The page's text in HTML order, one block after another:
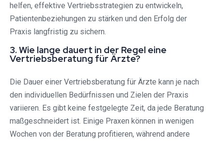
helfen, effektive Vertriebsstrategien zu entwickeln,
Patientenbeziehungen zu stärken und den Erfolg der
Praxis langfristig zu sichern.
3. Wie lange dauert in der Regel eine
Vertriebsberatung für Ärzte?
Die Dauer einer Vertriebsberatung für Ärzte kann je nach
den individuellen Bedürfnissen und Zielen der Praxis
variieren. Es gibt keine festgelegte Zeit, da jede Beratung
maßgeschneidert ist. Einige Praxen können in wenigen
Wochen von der Beratung profitieren, während andere